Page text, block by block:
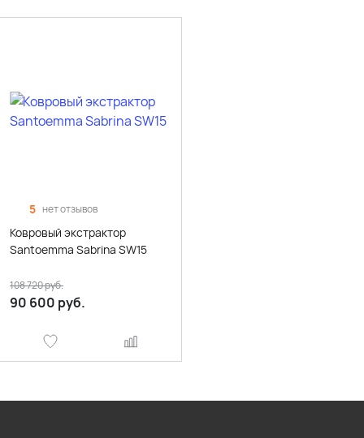
5 нет отзывов
Ковровый экстрактор
Santoemma Sabrina SW15
90 600 руб.
108 720руб.